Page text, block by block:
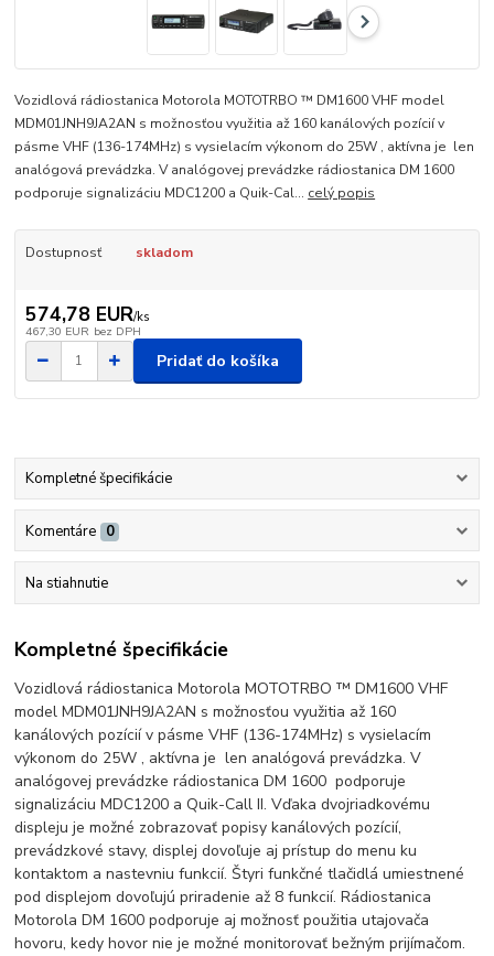
Vozidlová rádiostanica Motorola MOTOTRBO ™ DM1600 VHF model
MDM01JNH9JA2AN s možnosťou využitia až 160 kanálových pozícií v
pásme VHF (136-174MHz) s vysielacím výkonom do 25W , aktívna je len
analógová prevádzka. V analógovej prevádzke rádiostanica DM 1600
podporuje signalizáciu MDC1200 a Quik-Cal... celý popis
Dostupnosť skladom
574,78 EUR/ks
467,30 EUR bez DPH
Pridať do košíka
Kompletné špecifikácie
Komentáre 0
Na stiahnutie
Kompletné špecifikácie
Vozidlová rádiostanica Motorola MOTOTRBO ™ DM1600 VHF
model MDM01JNH9JA2AN s možnosťou využitia až 160
kanálových pozícií v pásme VHF (136-174MHz) s vysielacím
výkonom do 25W , aktívna je len analógová prevádzka. V
analógovej prevádzke rádiostanica DM 1600 podporuje
signalizáciu MDC1200 a Quik-Call II. Vďaka dvojriadkovému
displeju je možné zobrazovať popisy kanálových pozícií,
prevádzkové stavy, displej dovoľuje aj prístup do menu ku
kontaktom a nastevniu funkcií. Štyri funkčné tlačidlá umiestnené
pod displejom dovoľujú priradenie až 8 funkcií. Rádiostanica
Motorola DM 1600 podporuje aj možnosť použitia utajovača
hovoru, kedy hovor nie je možné monitorovať bežným prijímačom.